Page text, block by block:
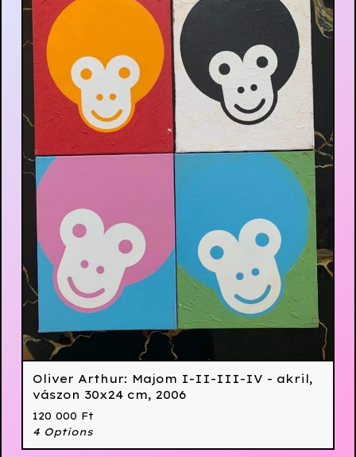
Oliver Arthur: Majom I-II-III-IV - akril,
vászon 30x24 cm, 2006
120 000 Ft
4 Options